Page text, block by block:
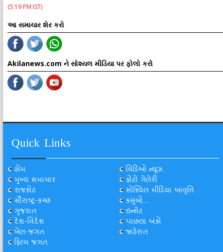
(5:19 PM IST)
આ સમાચાર શેર કરો
Akilanews.com ને સોશ્યલ મીડિયા પર ફોલો કરો
Quick Links
હોમ
મુખ્ય સમાચાર
રાજકોટ
સૌરાષ્ટ્ર-કચ્છ
ગુજરાત
દેશ-વિદેશ
ખેલ-જગત
ફિલ્મ જગત
વિડિઓ ન્યૂઝ
ફોટો ગેલેરી
સોશ્યિલ મીડિયા આવૃત્તિ
કસુંબો...
ઇન્સેટ
પાછલા અંકો
જાહેરાત